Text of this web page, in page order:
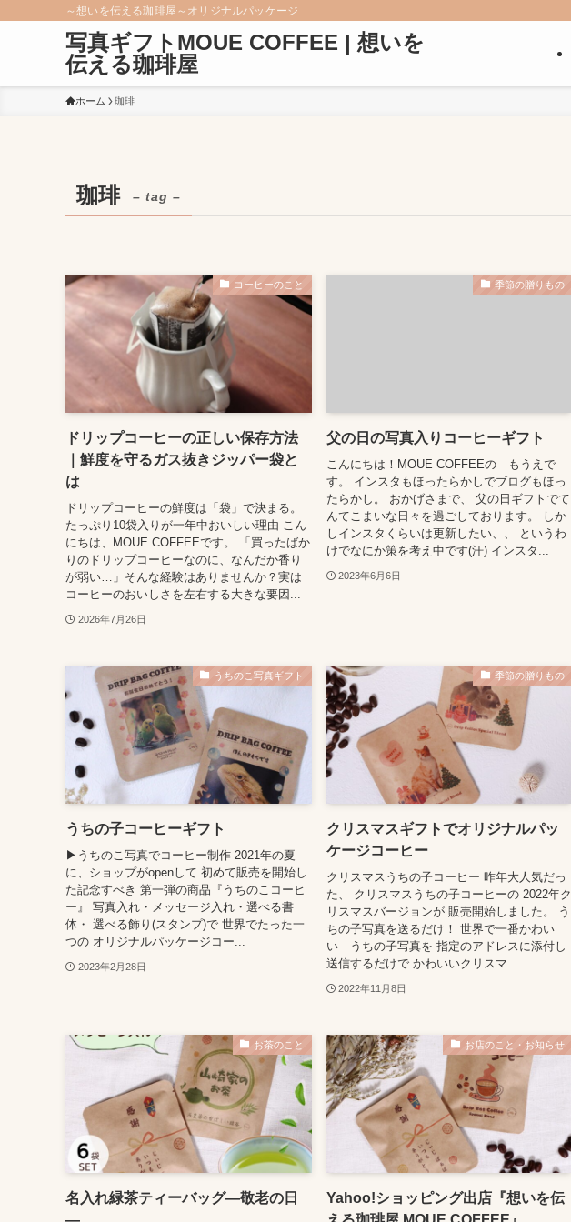
～想いを伝える珈琲屋～オリジナルパッケージ
写真ギフトMOUE COFFEE | 想いを
伝える珈琲屋
ホーム 珈琲
珈琲 – tag –
コーヒーのこと
ドリップコーヒーの正しい保存方法
｜鮮度を守るガス抜きジッパー袋と
は
ドリップコーヒーの鮮度は「袋」で決まる。
たっぷり10袋入りが一年中おいしい理由 こん
にちは、MOUE COFFEEです。 「買ったばか
りのドリップコーヒーなのに、なんだか香り
が弱い…」そんな経験はありませんか？実は
コーヒーのおいしさを左右する大きな要因...
2026年7月26日
季節の贈りもの
父の日の写真入りコーヒーギフト
こんにちは！MOUE COFFEEの もうえで
す。 インスタもほったらかしでブログもほっ
たらかし。 おかげさまで、 父の日ギフトでて
んてこまいな日々を過ごしております。 しか
しインスタくらいは更新したい、、 というわ
けでなにか策を考え中です(汗) インスタ...
2023年6月6日
うちのこ写真ギフト
うちの子コーヒーギフト
▶うちのこ写真でコーヒー制作 2021年の夏
に、ショップがopenして 初めて販売を開始し
た記念すべき 第一弾の商品『うちのこコーヒ
ー』 写真入れ・メッセージ入れ・選べる書
体・ 選べる飾り(スタンプ)で 世界でたった一
つの オリジナルパッケージコー...
2023年2月28日
季節の贈りもの
クリスマスギフトでオリジナルパッ
ケージコーヒー
クリスマスうちの子コーヒー 昨年大人気だっ
た、 クリスマスうちの子コーヒーの 2022年ク
リスマスバージョンが 販売開始しました。 う
ちの子写真を送るだけ！ 世界で一番かわい
い うちの子写真を 指定のアドレスに添付し
送信するだけで かわいいクリスマ...
2022年11月8日
お茶のこと
名入れ緑茶ティーバッグ―敬老の日
お店のこと・お知らせ
Yahoo!ショッピング出店『想いを伝